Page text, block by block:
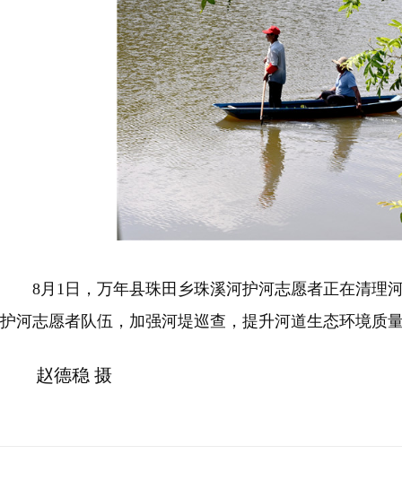
8月1日，万年县珠田乡珠溪河护河志愿者正在清理
护河志愿者队伍，加强河堤巡查，提升河道生态环境质
赵德稳 摄